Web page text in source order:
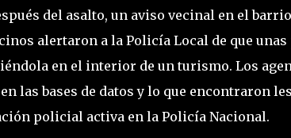
del asalto, un aviso vecinal en el
alertaron a la Policía Local de que
en el interior de un turismo. Los
las bases de datos y lo que encontraron
policial activa en la Policía Nacional.